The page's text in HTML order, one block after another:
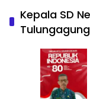
Kepala SD
Tulungagung